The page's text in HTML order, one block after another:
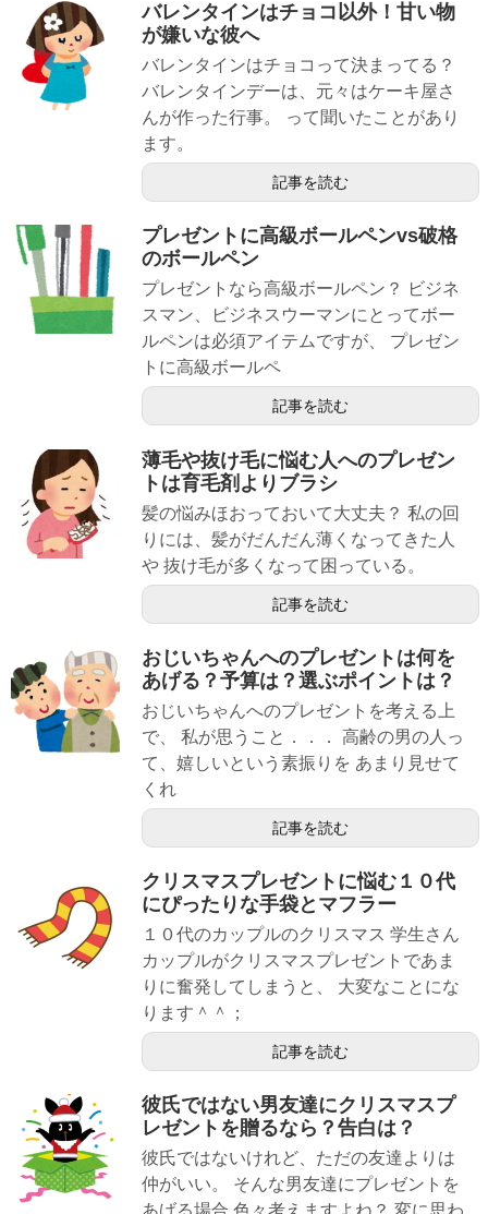
バレンタインはチョコ以外！甘い物
が嫌いな彼へ
バレンタインはチョコって決まってる？
バレンタインデーは、元々はケーキ屋さ
んが作った行事。 って聞いたことがあり
ます。
記事を読む
プレゼントに高級ボールペンvs破格
のボールペン
プレゼントなら高級ボールペン？ ビジネ
スマン、ビジネスウーマンにとってボー
ルペンは必須アイテムですが、 プレゼン
トに高級ボールペ
記事を読む
薄毛や抜け毛に悩む人へのプレゼン
トは育毛剤よりブラシ
髪の悩みほおっておいて大丈夫？ 私の回
りには、髪がだんだん薄くなってきた人
や 抜け毛が多くなって困っている。
記事を読む
おじいちゃんへのプレゼントは何を
あげる？予算は？選ぶポイントは？
おじいちゃんへのプレゼントを考える上
で、 私が思うこと．．． 高齢の男の人っ
て、嬉しいという素振りを あまり見せて
くれ
記事を読む
クリスマスプレゼントに悩む１０代
にぴったりな手袋とマフラー
１０代のカップルのクリスマス 学生さん
カップルがクリスマスプレゼントであま
りに奮発してしまうと、 大変なことにな
ります＾＾；
記事を読む
彼氏ではない男友達にクリスマスプ
レゼントを贈るなら？告白は？
彼氏ではないけれど、ただの友達よりは
仲がいい。 そんな男友達にプレゼントを